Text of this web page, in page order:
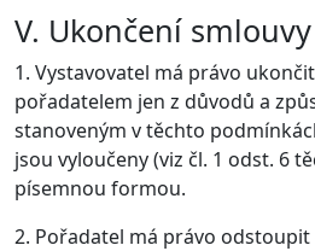
V. Ukončení smlouvy
1. Vystavovatel má právo
pořadatelem jen z důvodů a
stanoveným v těchto
jsou vyloučeny (viz čl. 1 odst. 6
písemnou formou.
2. Pořadatel má právo odstoupit